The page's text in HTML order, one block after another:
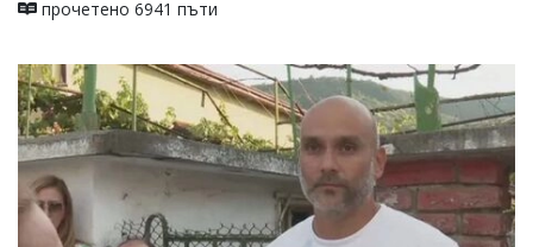
прочетено 6941 пъти